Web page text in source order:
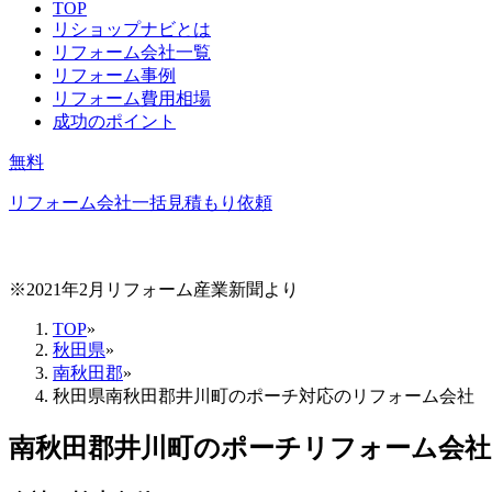
TOP
リショップナビとは
リフォーム会社一覧
リフォーム事例
リフォーム費用相場
成功のポイント
無料
リフォーム会社一括見積もり依頼
※2021年2月リフォーム産業新聞より
TOP»
秋田県»
南秋田郡»
秋田県南秋田郡井川町のポーチ対応のリフォーム会社
南秋田郡井川町のポーチリフォーム会